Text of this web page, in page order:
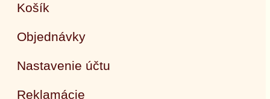
Košík
Objednávky
Nastavenie účtu
Reklamácie